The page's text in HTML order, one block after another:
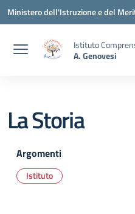
Vai ai contenuti
Vai al menu di navigazione
Vai al footer
Ministero dell'Istruzione e del
Istituto
A. Genovesi
La Storia
Argomenti
Istituto